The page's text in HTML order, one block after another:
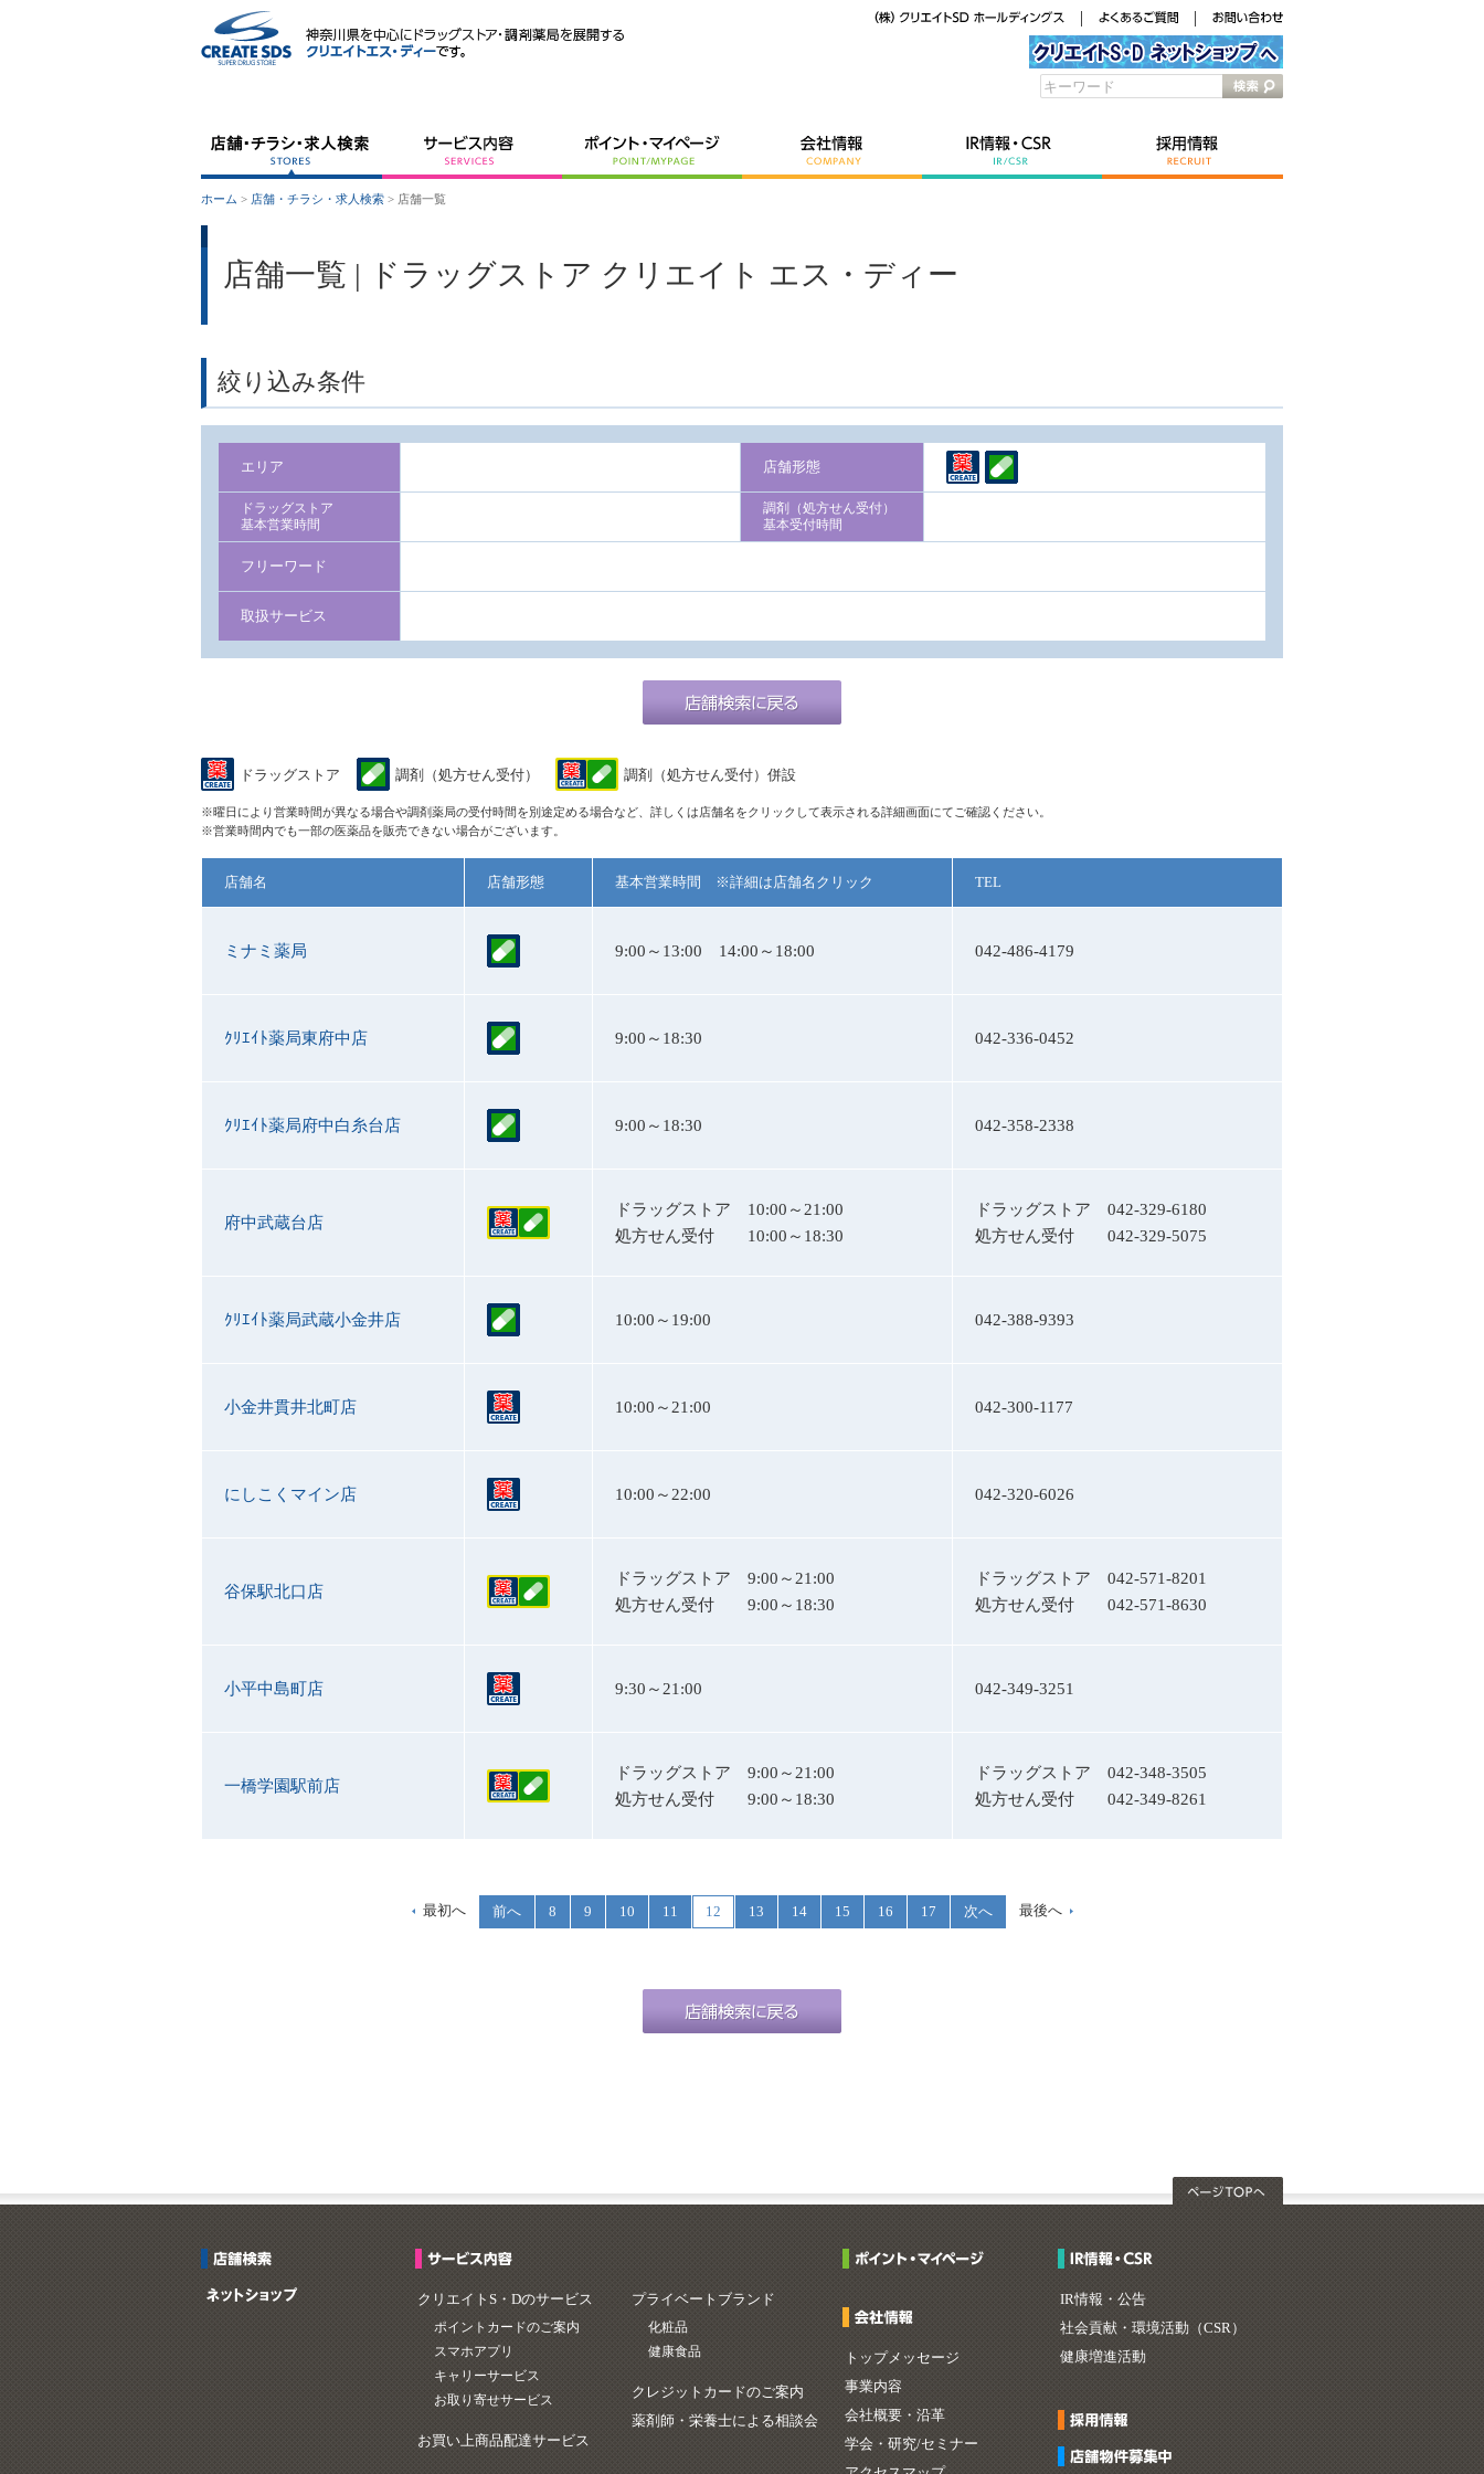
キーワード
ホーム > 店舗・チラシ・求人検索 > 店舗一覧
店舗一覧 | ドラッグストア クリエイト エス・ディー
絞り込み条件
エリア 店舗形態
ドラッグストア
基本営業時間
調剤（処方せん受付）
基本受付時間
フリーワード
取扱サービス
ドラッグストア 調剤（処方せん受付） 調剤（処方せん受付）併設
※曜日により営業時間が異なる場合や調剤薬局の受付時間を別途定める場合など、詳しくは店舗名をクリックして表示される詳細画面にてご確認ください。
※営業時間内でも一部の医薬品を販売できない場合がございます。
店舗名 店舗形態 基本営業時間 ※詳細は店舗名クリック TEL
ミナミ薬局 9:00～13:00 14:00～18:00 042-486-4179
ｸﾘｴｲﾄ薬局東府中店 9:00～18:30 042-336-0452
ｸﾘｴｲﾄ薬局府中白糸台店 9:00～18:30 042-358-2338
府中武蔵台店
ドラッグストア
10:00～21:00
処方せん受付
10:00～18:30
ドラッグストア
042-329-6180
処方せん受付
042-329-5075
ｸﾘｴｲﾄ薬局武蔵小金井店 10:00～19:00 042-388-9393
小金井貫井北町店 10:00～21:00 042-300-1177
にしこくマイン店 10:00～22:00 042-320-6026
谷保駅北口店
ドラッグストア
9:00～21:00
処方せん受付
9:00～18:30
ドラッグストア
042-571-8201
処方せん受付
042-571-8630
小平中島町店 9:30～21:00 042-349-3251
一橋学園駅前店
ドラッグストア
9:00～21:00
処方せん受付
9:00～18:30
ドラッグストア
042-348-3505
処方せん受付
042-349-8261
最初へ 前へ 8 9 10 11 12 13 14 15 16 17 次へ 最後へ
クリエイトS・Dのサービス
ポイントカードのご案内
スマホアプリ
キャリーサービス
お取り寄せサービス
お買い上商品配達サービス
プライベートブランド
化粧品
健康食品
クレジットカードのご案内
薬剤師・栄養士による相談会
トップメッセージ
事業内容
会社概要・沿革
学会・研究/セミナー
IR情報・公告
社会貢献・環境活動（CSR）
健康増進活動